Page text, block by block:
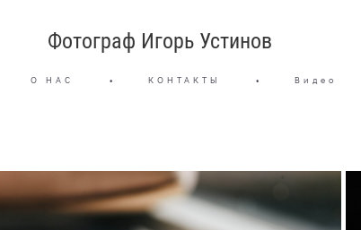
Фотограф Игорь Устинов
О НАС • КОНТАКТЫ • Видео